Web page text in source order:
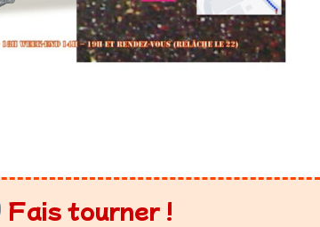
Fais tourner !